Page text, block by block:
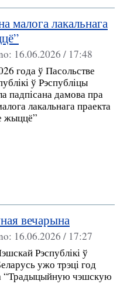
малога лакальнага
16.06.2026 / 17:48
года ў Пасольстве
ў Рэспубліцы
падпісана дамова пра
лакальнага праекта
жыццё”
вечарына
16.06.2026 / 17:27
Рэспублікі ў
ужо трэці год
“Традыцыйную чэшскую